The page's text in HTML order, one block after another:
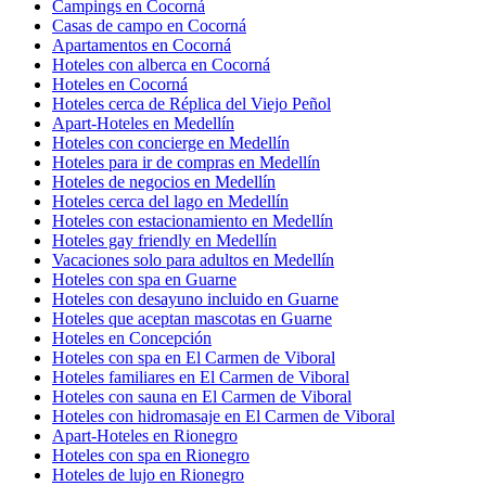
Campings en Cocorná
Casas de campo en Cocorná
Apartamentos en Cocorná
Hoteles con alberca en Cocorná
Hoteles en Cocorná
Hoteles cerca de Réplica del Viejo Peñol
Apart-Hoteles en Medellín
Hoteles con concierge en Medellín
Hoteles para ir de compras en Medellín
Hoteles de negocios en Medellín
Hoteles cerca del lago en Medellín
Hoteles con estacionamiento en Medellín
Hoteles gay friendly en Medellín
Vacaciones solo para adultos en Medellín
Hoteles con spa en Guarne
Hoteles con desayuno incluido en Guarne
Hoteles que aceptan mascotas en Guarne
Hoteles en Concepción
Hoteles con spa en El Carmen de Viboral
Hoteles familiares en El Carmen de Viboral
Hoteles con sauna en El Carmen de Viboral
Hoteles con hidromasaje en El Carmen de Viboral
Apart-Hoteles en Rionegro
Hoteles con spa en Rionegro
Hoteles de lujo en Rionegro